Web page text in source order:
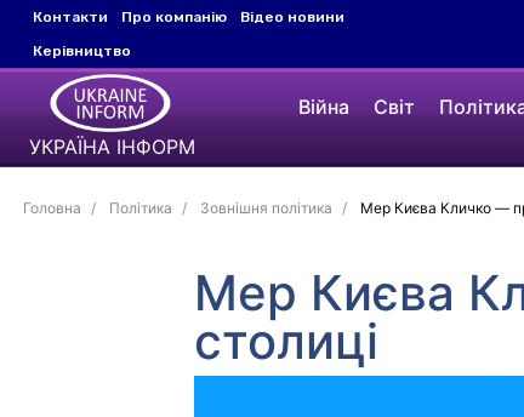
Контакти Про компанію
Відео новини
Керівництво
УКРАЇНА ІНФОРМ
Війна Світ
Головна Політика Зовнішня політика Мер Києва Кличко —
Мер Києва
столиці